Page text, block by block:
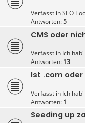
Verfasst inSEO
Antworten:5
CMS oder
Verfasst in Ich
Antworten: 13
Ist .com
Verfasst in Ich
Antworten: 1
Seeding up